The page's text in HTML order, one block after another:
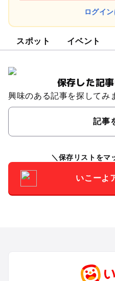
ログイ
スポット イベント
保存した記
興味のある記事を探してみ
記事
保存リストをマ
いこーよ